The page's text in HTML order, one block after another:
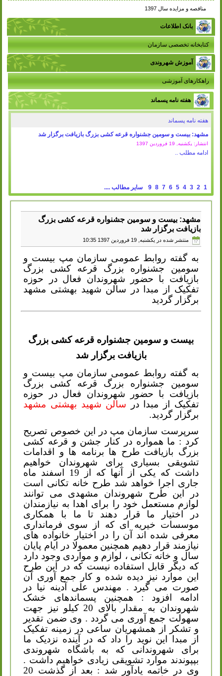
مناقصه و مزایده سال 1397
بانک اطلاعات
کتابخانه تخصصی سازمان
آموزش شهروندی
راهکارهای آموزشی
هفته نامه پسماند
هفته نامه پسماند
مشهد: بیست و سومین جشنواره قرعه کشی بزرگ بازیافت برگزار شد
انتشار: یکشنبه, 19 فروردين 1397
ادامه مطلب ..
1
2
3
4
5
6
7
8
9 سایر مطالب ....
مشهد: بیست و سومین جشنواره قرعه کشی بزرگ
بازیافت برگزار شد
منتشر شده در یکشنبه, 19 فروردين 1397 10:35
به گفته روابط عمومی سازمان مپ بیست و
سومین جشنواره بزرگ قرعه کشی بزرگ
بازیافت با حضور شهروندان فعال در حوزه
تفکیک از مبدا در سالن شهید بهشتی مشهد
برگزار گردید
بیست و سومین جشنواره قرعه کشی بزرگ
بازیافت برگزار شد
به گفته روابط عمومی سازمان مپ بیست و
سومین جشنواره بزرگ قرعه کشی بزرگ
بازیافت با حضور شهروندان فعال در حوزه
تفکیک از مبدا در سالن شهید بهشتی مشهد
برگزار گردید.
سرپرست سازمان مپ در این خصوص تصریح
کرد : ما همواره در کنار جشن و قرعه کشی
بزرگ بازیافت طرح ها برنامه ها و اقدامات
تشویقی بسیاری برای شهروندان خواهیم
داشت که یکی از آنها که از 19 اسفند ماه
جاری اجرا خواهد شد طرح خانه تکانی است
در این طرح شهروندان مشهدی می توانند
لوازم مستعمل خود را برای اهدا به نیازمندان
در اختیار ما قرار دهند تا ما با همکاری
موسسات خیریه ای که از سوی فرمانداری
معرفی شده اند آن را در اختیار خانواده های
نیازمند قرار دهیم همچنین معمولا در ایام پایان
سال و خانه تکانی ، لوازم و مواردی وجود دارد
که دیگر قابل استفاده نیست که در این طرح
این موارد نیز دیده شده و کار جمع آوری آن
صورت می گیرد . مهندس علی آدینه نیا در
ادامه افزود : همچنین پسماندهای خشک
شهروندان به مقدار بالای 20 کیلو نیز جهت
سهولت جمع آوری می گردد . وی ضمن تقدیر
و تشکر از همشهریان ساعی در زمینه تفکیک
از مبدا این نوید را داد که در آینده نزدیک ما
برای شهروندانی که به باشگاه شهروندی
بپپوندند موارد تشویقی زیادی خواهیم داشت .
وی در خاتمه یادآور شد :
بعد از گذشت 20